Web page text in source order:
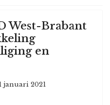
West-Brabant
en
januari 2021